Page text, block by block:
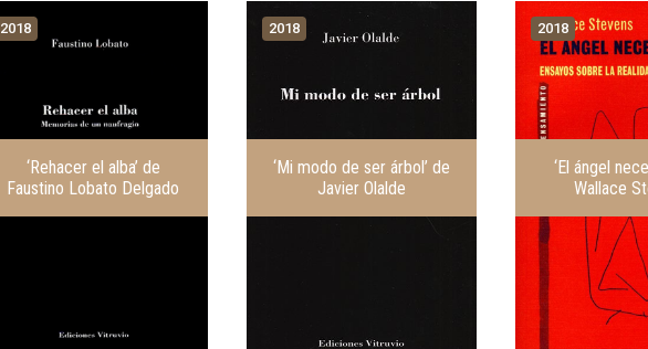
2018
‘Rehacer el alba’ de
Faustino Lobato Delgado
2018
‘Mi modo de ser árbol’ de
Javier Olalde
2018
‘El ángel
Wallace